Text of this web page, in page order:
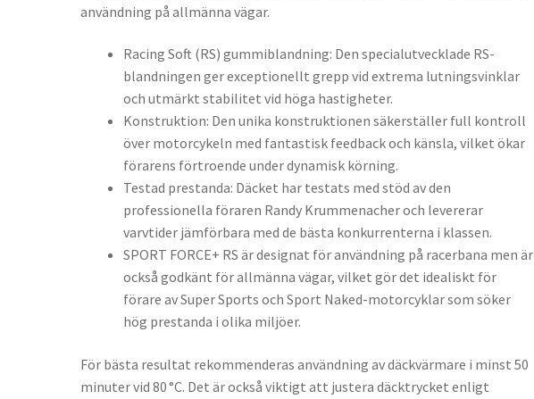
användning på allmänna vägar.
Racing Soft (RS) gummiblandning: Den specialutvecklade RS-
blandningen ger exceptionellt grepp vid extrema lutningsvinklar
och utmärkt stabilitet vid höga hastigheter.
Konstruktion: Den unika konstruktionen säkerställer full kontroll
över motorcykeln med fantastisk feedback och känsla, vilket ökar
förarens förtroende under dynamisk körning.
Testad prestanda: Däcket har testats med stöd av den
professionella föraren Randy Krummenacher och levererar
varvtider jämförbara med de bästa konkurrenterna i klassen.
SPORT FORCE+ RS är designat för användning på racerbana men är
också godkänt för allmänna vägar, vilket gör det idealiskt för
förare av Super Sports och Sport Naked-motorcyklar som söker
hög prestanda i olika miljöer.
För bästa resultat rekommenderas användning av däckvärmare i minst 50
minuter vid 80 °C. Det är också viktigt att justera däcktrycket enligt